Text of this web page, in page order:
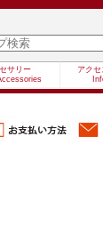
サリー
アク